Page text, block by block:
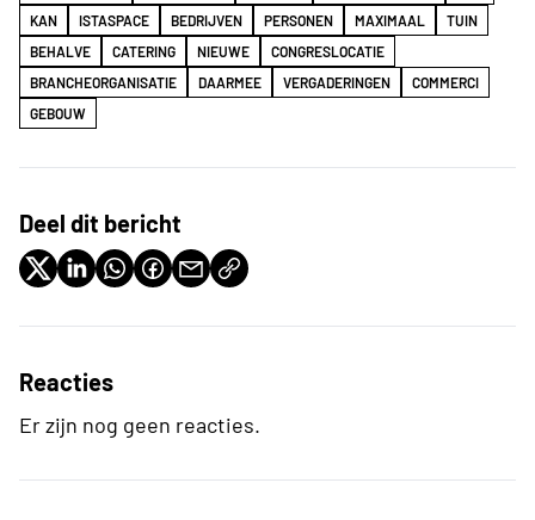
KAN
ISTASPACE BEDRIJVEN PERSONEN MAXIMAAL
TUIN
BEHALVE
CATERING NIEUWE
CONGRESLOCATIE
BRANCHEORGANISATIE
DAARMEE VERGADERINGEN
COMMERCI
GEBOUW
Deel dit bericht
Reacties
Er zijn nog geen reacties.